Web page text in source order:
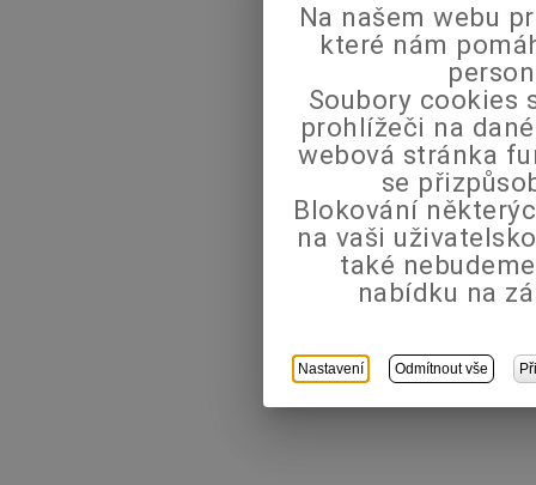
Na našem webu
které nám
Soubory cookies
prohlížeči na
webová stránka
se
Blokování
na vaši
také
nabídku na
Nastavení Odmítnout vše